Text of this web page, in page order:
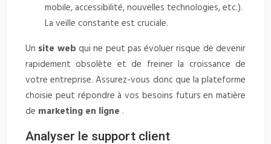
mobile, accessibilité, nouvelles technologies, etc.).
La veille constante est cruciale.
Un site web qui ne peut pas évoluer risque de devenir
rapidement obsolète et de freiner la croissance de
votre entreprise. Assurez-vous donc que la plateforme
choisie peut répondre à vos besoins futurs en matière
de marketing en ligne .
Analyser le support client